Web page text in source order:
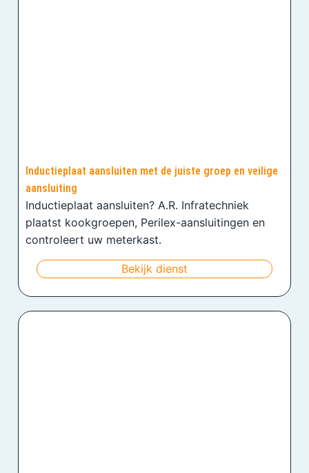
Inductieplaat aansluiten met de juiste groep en veilige
aansluiting
Inductieplaat aansluiten? A.R. Infratechniek
plaatst kookgroepen, Perilex-aansluitingen en
controleert uw meterkast.
Bekijk dienst